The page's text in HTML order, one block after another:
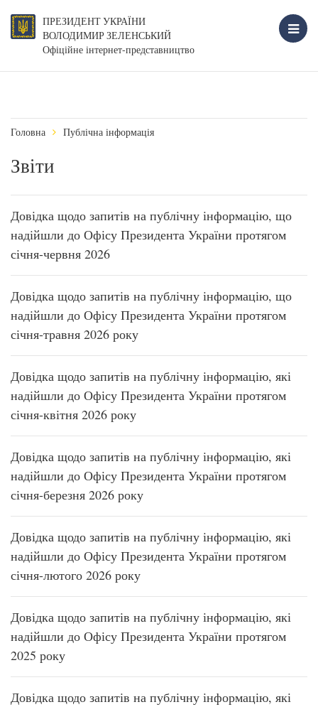
ПРЕЗИДЕНТ УКРАЇНИ
ВОЛОДИМИР ЗЕЛЕНСЬКИЙ
Офіційне інтернет-представництво
Головна Публічна інформація
Звіти
Довідка щодо запитів на публічну інформацію, що
надійшли до Офісу Президента України протягом
січня-червня 2026
Довідка щодо запитів на публічну інформацію, що
надійшли до Офісу Президента України протягом
січня-травня 2026 року
Довідка щодо запитів на публічну інформацію, які
надійшли до Офісу Президента України протягом
січня-квітня 2026 року
Довідка щодо запитів на публічну інформацію, які
надійшли до Офісу Президента України протягом
січня-березня 2026 року
Довідка щодо запитів на публічну інформацію, які
надійшли до Офісу Президента України протягом
січня-лютого 2026 року
Довідка щодо запитів на публічну інформацію, які
надійшли до Офісу Президента України протягом
2025 року
Довідка щодо запитів на публічну інформацію, які